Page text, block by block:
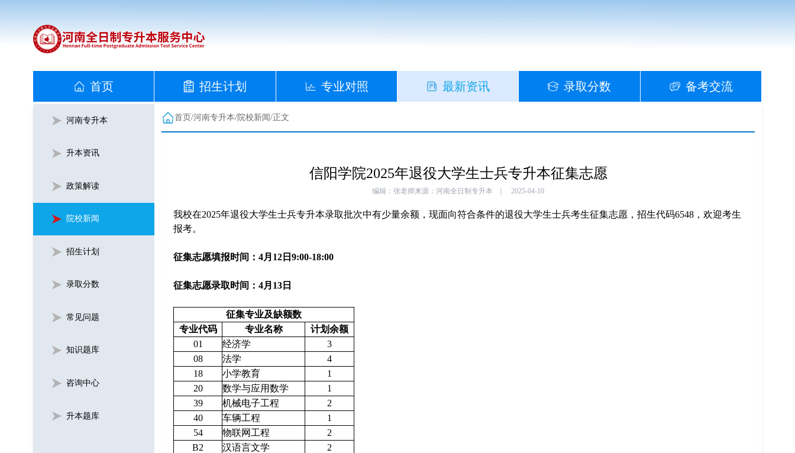
首页 招生计划 专业对照 最新资讯 录取分数 备考交流
河南专升本
升本资讯
政策解读
院校新闻
招生计划
录取分数
常见问题
知识题库
咨询中心
升本题库
首页/河南专升本/院校新闻/正文
信阳学院2025年退役大学生士兵专升本征集志愿
编辑：张老师来源：河南全日制专升本 2025-04-10
我校在2025年退役大学生士兵专升本录取批次中有少量余额，现面向符合条件的退役大学生士兵考生征集志愿，招生代码6548，欢迎考生
报考。
征集志愿填报时间：4月12日9:00-18:00
征集志愿录取时间：4月13日
征集专业及缺额数
专业代码
专业名称
计划余额
01
经济学
3
08
法学
4
18
小学教育
1
20
数学与应用数学
1
39
机械电子工程
2
40
车辆工程
1
54
物联网工程
2
B2
汉语言文学
2